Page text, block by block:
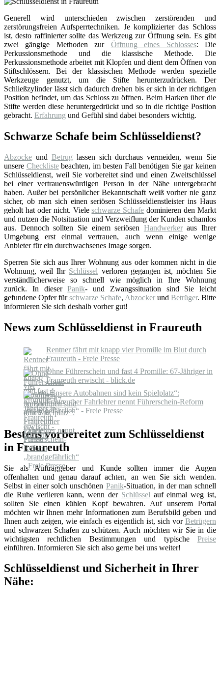
Generell wird unterschieden zwischen zerstörenden und
zerstörungsfreien Aufsperrtechniken. Je komplizierter das Schloss
ist, desto raffinierter sollte das Werkzeug zur Öffnung sein. Es gibt
zwei gängige Methoden zur Öffnung eines Schlosses: Die
Perkussionsmethode und die klassische Methode. Die
Perkussionsmethode arbeitet mit Klopfen und dient dem Öffnen von
Stiftschlössern. Bei der klassischen Methode werden spezielle
Werkzeuge genutzt, um die Stifte herunterzudrücken. Der
Schließzylinder lässt sich dadurch drehen bis er sich in der richtigen
Position befindet, um das Schloss zu öffnen. Beim Harken über die
Stifte werden diese heruntergedrückt und so in die richtige Position
gebracht. Erfahrung und Gefühl sind dabei besonders wichtig.
Schwarze Schafe beim Schlüsseldienst?
Abzocke und Betrug lassen sich durchaus vermeiden, wenn Sie
unsere Checklistebeachten, im besten Fall benötigen Sie gar keinen
Schlüsseldienst, weil Sie vorbereitet sind und einen Zweitschlüssel
bei einer vertrauenswürdigen Person in der Nähe untergebracht
haben. Außer bei persönlicher Bekanntschaft weiß vorher nie ganz
sicher, ob man sich einen seriösen Schlüsseldienstleister ins Haus
geholt hat oder nicht. Vieleschwarze Schafe dominieren den Markt
und nutzen die Notsituation und Verzweiflung der Kunden schamlos
aus. Dennoch sollten Sie einem seriösen Handwerkeraus Ihrer
Umgebung erst einmal vertrauen, auch wenn einige wenige
Anbieter für ein durchwachsenes Image sorgen.
Sperren Sie sich aus Ihrer Wohnung aus oder kommen nicht in die
Wohnung, weil Ihr Schlüssel verloren gegangen ist, möchten Sie
verständlicherweise so schnell wie möglich in Ihre Wohnung
zurück. In dieserPanik- und Zwangssituation sind Sie leicht
gefundene Opfer fürschwarze Schafe, Abzocker und Betrüger. Bitte
informieren Sie sich deshalb vorher gut!
News zum Schlüsseldienst in Fraureuth
Rentner fährt mit knapp vier Promille im Blut durch
Fraureuth - Freie Presse
Ohne Führerschein und fast 4 Promille: 67-Jähriger in
Fraureuth erwischt - blick.de
„Unsere Autobahnen sind kein Spielplatz“:
Fraureuther Fahrlehrer nennt Führerschein-Reform
„brandgefährlich“ - Freie Presse
Bestens vorbereitet zum Schlüsseldienst
in Fraureuth
Sie als Auftraggeber und Kunde sollten immer die Augen
offenhalten und genau darauf achten, an wen Sie sich wenden.
Selbst in einer solch unschönen Panik-Situation, in der man schnell
die Ruhe verlieren kann, wenn der Schlüssel auf einmal weg ist,
sollten Sie einen kühlen Kopf bewahren. Auf unserem Portal
möchten wir Ihnen mehr Informationen zum Berufsbild geben und
Ihnen auch zeigen, wie einfach es eigentlich ist, sich vor Betrügern
und schwarzen Schafen zu schützen. Auch möchten wir Sie in die
wichtigsten rechtlichen Bestimmungen und typische Preise
einführen. Informieren Sie sich also gerne bei uns weiter!
Schlüsseldienst und Sicherheit in Ihrer
Nähe: